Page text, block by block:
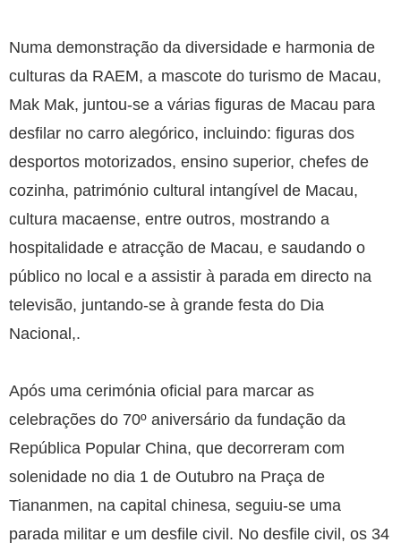
Numa demonstração da diversidade e harmonia de
culturas da RAEM, a mascote do turismo de Macau,
Mak Mak, juntou-se a várias figuras de Macau para
desfilar no carro alegórico, incluindo: figuras dos
desportos motorizados, ensino superior, chefes de
cozinha, património cultural intangível de Macau,
cultura macaense, entre outros, mostrando a
hospitalidade e atracção de Macau, e saudando o
público no local e a assistir à parada em directo na
televisão, juntando-se à grande festa do Dia
Nacional,.
Após uma cerimónia oficial para marcar as
celebrações do 70º aniversário da fundação da
República Popular China, que decorreram com
solenidade no dia 1 de Outubro na Praça de
Tiananmen, na capital chinesa, seguiu-se uma
parada militar e um desfile civil. No desfile civil, os 34